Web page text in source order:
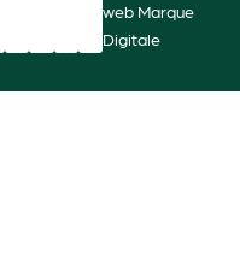
web Marque
Digitale